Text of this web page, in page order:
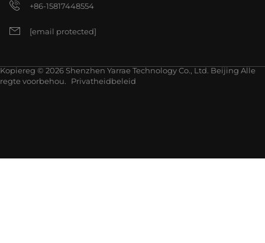
+86-15817448554
[email protected]
Kopiereg © 2026 Shenzhen Yarrae Technology Co., Ltd. Beijing Alle
regte voorbehou.
Privatheidbeleid